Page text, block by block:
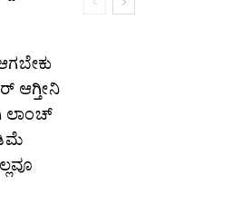
ಆಗ್ತೀನಿ
ಲಾಂಚ್‌